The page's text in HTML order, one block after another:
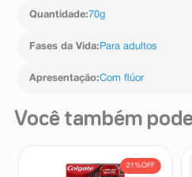
Quantidade:70g
Fases da Vida: Para adultos
Apresentação:Com flúor
Você também
21%OFF